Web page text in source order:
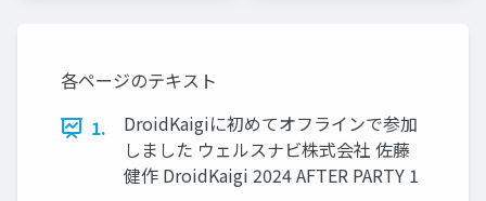
各ページのテキスト
1.
DroidKaigiに初めてオフラインで参加
しました ウェルスナビ株式会社 佐藤
健作 DroidKaigi 2024 AFTER PARTY 1